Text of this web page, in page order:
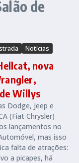
de
Notícias
nova
Willys
Dodge, Jeep e
(Fiat Chrysler)
lançamentos no
mas isso
falta de atrações:
a picapes, há